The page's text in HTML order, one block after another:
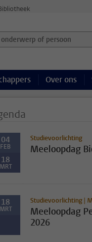
of persoon en
Over ons
04
FEB
18
MRT
Studievoorlichting
Meeloopdag
18
MRT
Studievoorlichting |
Meeloopdag
2026